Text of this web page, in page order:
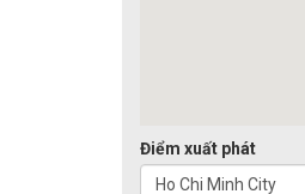
Điểm xuất phát